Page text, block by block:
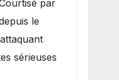
par
le
sérieuses